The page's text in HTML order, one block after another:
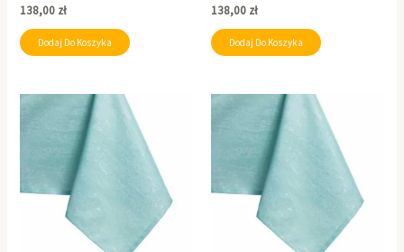
138,00 zł
Dodaj Do Koszyka
138,00 zł
Dodaj Do Koszyka